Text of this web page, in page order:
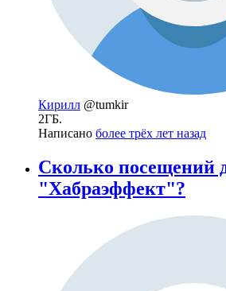
Кирилл @tumkir
2ГБ.
Написано более трёх лет назад
Сколько посещений
"Хабраэффект"?